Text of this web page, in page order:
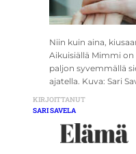
Niin kuin aina,
Aikuisiällä Mimmi
paljon syvemmällä
ajatella. Kuva: Sari
KIRJOITTANUT
SARI SAVELA